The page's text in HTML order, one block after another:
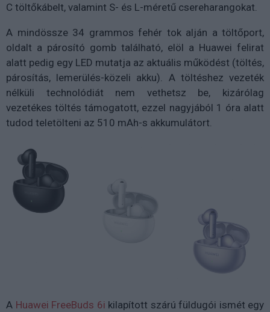
C töltőkábelt, valamint S- és L-méretű csereharangokat.
A mindössze 34 grammos fehér tok alján a töltőport,
oldalt a párosító gomb található, elöl a Huawei felirat
alatt pedig egy LED mutatja az aktuális működést (töltés,
párosítás, lemerülés-közeli akku). A töltéshez vezeték
nélküli technolódiát nem vethetsz be, kizárólag
vezetékes töltés támogatott, ezzel nagyjából 1 óra alatt
tudod teletölteni az 510 mAh-s akkumulátort.
A Huawei FreeBuds 6i kilapított szárú füldugói ismét egy